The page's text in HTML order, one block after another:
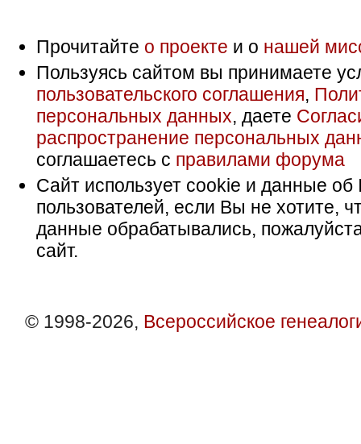
Прочитайте о проекте и о нашей
Пользуясь сайтом вы принимаете
пользовательского соглашения,
персональных данных, даете
распространение персональных
соглашаетесь с правилами форума
Сайт использует cookie и данные об
пользователей, если Вы не хотите,
данные обрабатывались,
сайт.
© 1998-2026, Всероссийское